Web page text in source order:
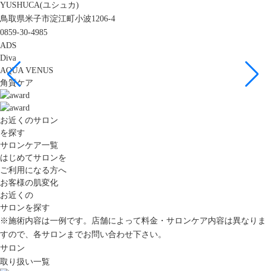
YUSHUCA(ユシュカ)
鳥取県米子市淀江町小波1206-4
0859-30-4985
ADS
Diva
AQUA VENUS
角質ケア
お近くのサロン
を探す
サロンケア一覧
はじめてサロンを
ご利用になる方へ
お客様の肌変化
お近くの
サロンを探す
※施術内容は一例です。店舗によって料金・サロンケア内容は異なりま
すので、各サロンまでお問い合わせ下さい。
サロン
取り扱い一覧